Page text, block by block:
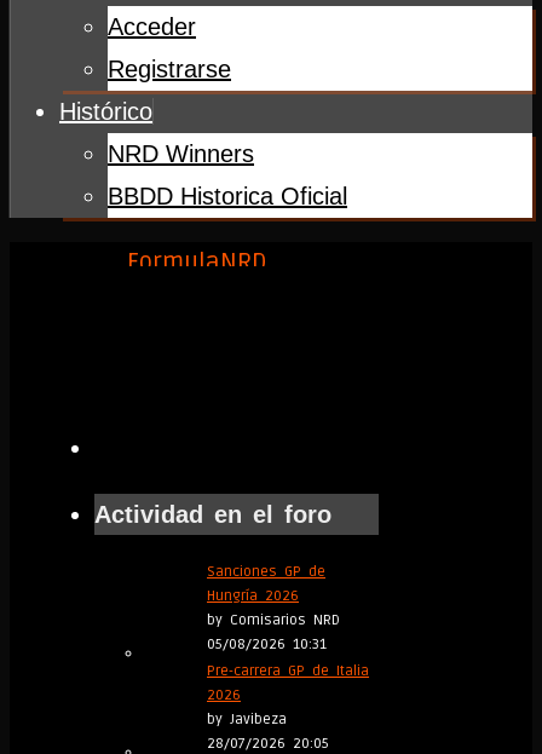
Acceder
Registrarse
Histórico
NRD Winners
BBDD Historica Oficial
Inicio
FormulaNRD
Sakhir
Press
Conference
30/03/2020
Actividad en el foro
Sanciones GP de
Hungría 2026
by Comisarios NRD
05/08/2026 10:31
Pre-carrera GP de Italia
2026
by Javibeza
28/07/2026 20:05